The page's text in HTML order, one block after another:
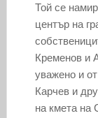
Той се
център на
Кременов и
уважено и
Карчев и
на кмета на